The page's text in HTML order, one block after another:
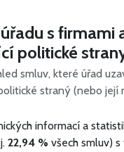
s firmami
politické
smluv, které úřad
straný (nebo její
informací a
22,94 % všech smluv)